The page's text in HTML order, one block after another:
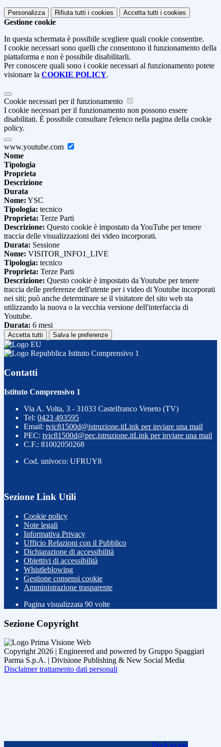
Personalizza Rifiuta tutti i cookies Accetta tutti i cookies
Gestione cookie
In questa schermata è possibile scegliere quali cookie consentire.
I cookie necessari sono quelli che consentono il funzionamento della
piattaforma e non è possibile disabilitarli.
Per conoscere quali sono i cookie necessari al funzionamento potete
visionare la COOKIE POLICY.
Cookie necessari per il funzionamento
I cookie necessari per il funzionamento non possono essere
disabilitati. È possibile consultare l'elenco nella pagina della cookie
policy.
www.youtube.com
Nome
Tipologia
Proprieta
Descrizione
Durata
Nome: YSC
Tipologia: tecnico
Proprieta: Terze Parti
Descrizione: Questo cookie è impostato da YouTube per tenere
traccia delle visualizzazioni dei video incorporati.
Durata: Sessione
Nome: VISITOR_INFO1_LIVE
Tipologia: tecnico
Proprieta: Terze Parti
Descrizione: Questo cookie è impostato da Youtube per tenere
traccia delle preferenze dell'utente per i video di Youtube incorporati
nei siti; può anche determinare se il visitatore del sito web sta
utilizzando la nuova o la vecchia versione dell'interfaccia di
Youtube.
Durata: 6 mesi
Accetta tutti Salva le preferenze
Istituto Comprensivo 1
Contatti
Istituto Comprensivo 1
Via A. Volta, 3 - 31033 Castelfranco Veneto (TV)
Tel: 0423 493595
Email: tvic81500d@istruzione.itLink per inviare una mail
PEC: tvic81500d@pec.istruzione.itLink per inviare una mail
C.F.: 81002050268
Cod. univoco: UFRUY8
Sezione Link Utili
Cookie policy
Note legali
Informativa Privacy
Ufficio Relazioni con il Pubblico
Dichiarazione di accessibilità
Obiettivi di accessibilità
Whistleblowing
Gestione consensi cookie
Amministrazione trasparente
Pagina visualizzata 90 volte
Sezione Copyright
Copyright 2026 | Engineered and powered by Gruppo Spaggiari
Parma S.p.A. | Divisione Publishing & New Social Media
Disclaimer trattamento dati personali